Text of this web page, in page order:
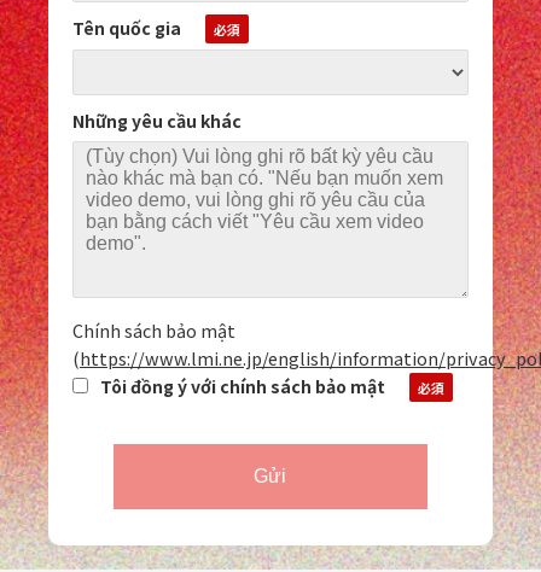
Tên quốc gia
Những yêu cầu khác
Chính sách bảo mật
(https://www.lmi.ne.jp/english/information/
Tôi đồng ý với chính sách bảo mật